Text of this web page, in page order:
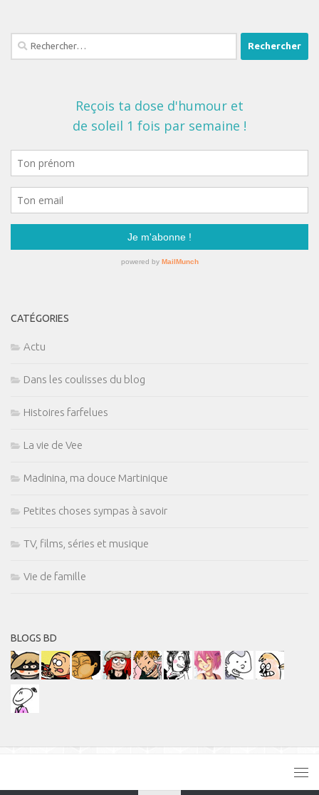
Rechercher :
CATÉGORIES
Actu
Dans les coulisses du blog
Histoires farfelues
La vie de Vee
Madinina, ma douce Martinique
Petites choses sympas à savoir
TV, films, séries et musique
Vie de famille
BLOGS BD